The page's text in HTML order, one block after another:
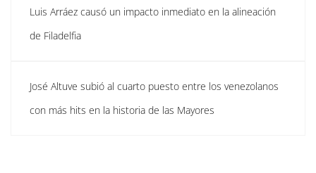
Luis Arráez causó un impacto inmediato en la alineación
de Filadelfia
José Altuve subió al cuarto puesto entre los venezolanos
con más hits en la historia de las Mayores